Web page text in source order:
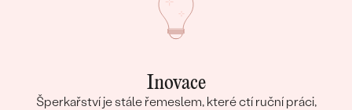
Inovace
Šperkařství je stále řemeslem, které ctí ruční práci,